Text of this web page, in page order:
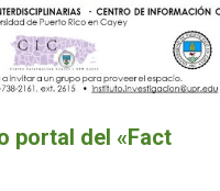
portal del «Fact